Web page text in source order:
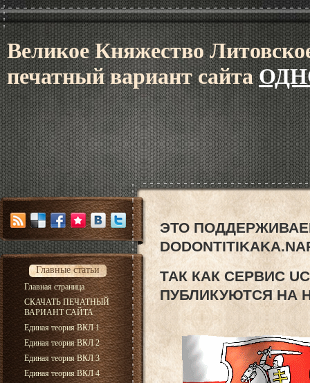
Великое Княжество
печатный вариант сайта
Главные статьи
Главная страница
СКАЧАТЬ ПЕЧАТНЫЙ
ВАРИАНТ САЙТА
Единая теория ВКЛ 1
Единая теория ВКЛ 2
Единая теория ВКЛ 3
Единая теория ВКЛ 4
ЭТО
ТАК КАК СЕРВИС
ПУБЛИКУЮТСЯ НА